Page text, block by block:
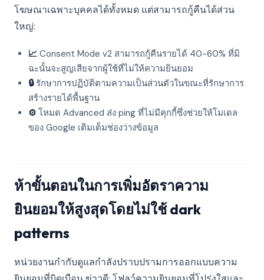
โฆษณาเฉพาะบุคคลได้ทั้งหมด แต่สามารถกู้คืนได้ส่วน
ใหญ่:
📈 Consent Mode v2 สามารถกู้คืนรายได้ 40-60% ที่มิ
ฉะนั้นจะสูญเสียจากผู้ใช้ที่ไม่ให้ความยินยอม
🔒รักษาการปฏิบัติตามความเป็นส่วนตัวในขณะที่รักษาการ
สร้างรายได้พื้นฐาน
⚙️ โหมด Advanced ส่ง ping ที่ไม่มีคุกกี้ซึ่งช่วยให้โมเดล
ของ Google เติมเต็มช่องว่างข้อมูล
ห้าขั้นตอนในการเพิ่มอัตราความ
ยินยอมให้สูงสุดโดยไม่ใช้ dark
patterns
หน่วยงานกำกับดูแลกำลังปราบปรามการออกแบบความ